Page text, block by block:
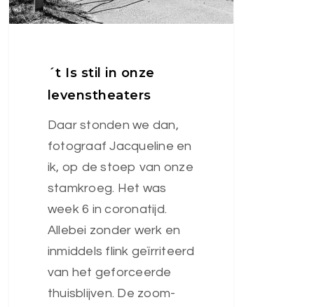
´t Is stil in onze
levenstheaters
Daar stonden we dan,
fotograaf Jacqueline en
ik, op de stoep van onze
stamkroeg. Het was
week 6 in coronatijd.
Allebei zonder werk en
inmiddels flink geïrriteerd
van het geforceerde
thuisblijven. De zoom-